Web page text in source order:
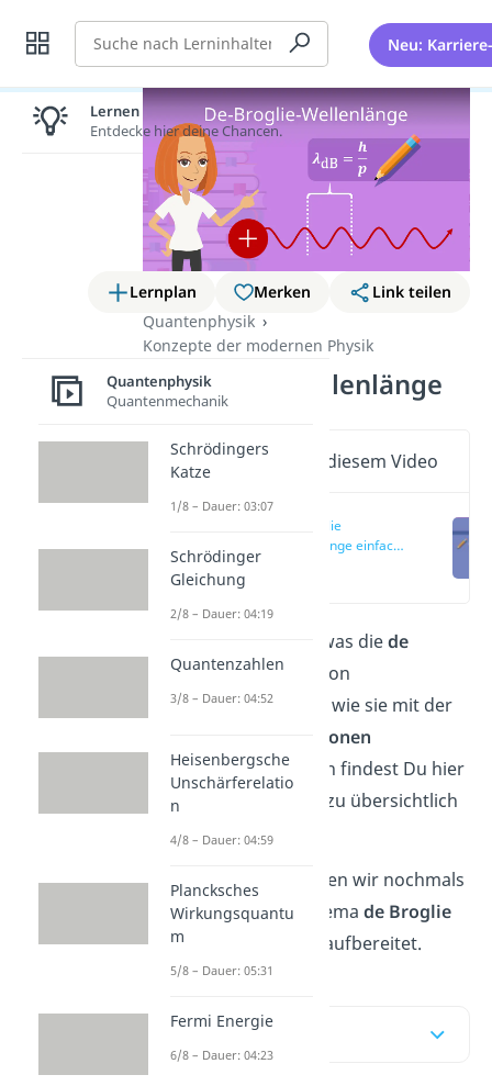
Suche Neu:
Lernplan Merken
Link teilen
Quantenphysik
Konzepte der modernen Physik
De Broglie Wellenlänge
Wichtige Inhalte in diesem Video
De Broglie
Wellenlänge einfach
Wenn du dich fragst, was diede
Broglie Wellenlänge
von
Materiewellenist und wie sie mit der
Photonen
zusammenhängt, dann findest Du hier
alles Wissenswerte dazu übersichtlich
zusammengestellt.
In unserem
haben wir nochmals
alles Wichtige zum Themade Broglie
Wellenlänge
für Dich aufbereitet.
Inhaltsübersicht
Lernen lohnt sich!
Entdecke hier deine Chancen.
Quantenphysik
Quantenmechanik
Schrödingers
Katze
1/8 – Dauer: 03:07
Schrödinger
Gleichung
2/8 – Dauer: 04:19
Quantenzahlen
3/8 – Dauer: 04:52
Heisenbergsche
Unschärferelatio
n
4/8 – Dauer: 04:59
Plancksches
Wirkungsquantu
m
5/8 – Dauer: 05:31
Fermi Energie
6/8 – Dauer: 04:23